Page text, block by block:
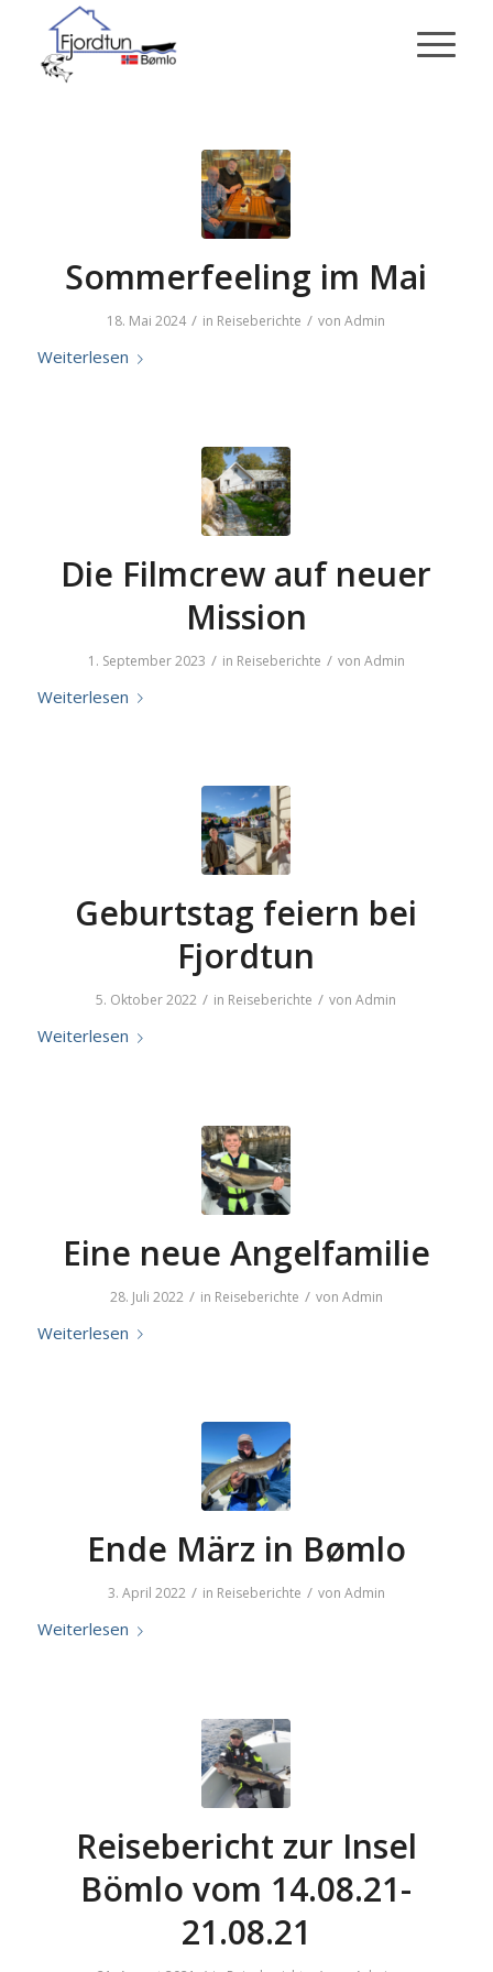
Sommerfeeling im Mai
18. Mai 2024 / in Reiseberichte / vonAdmin
Weiterlesen
Die Filmcrew auf neuer
Mission
1. September 2023 / in Reiseberichte / von Admin
Weiterlesen
Geburtstag feiern bei
Fjordtun
5. Oktober 2022 / in Reiseberichte / vonAdmin
Weiterlesen
Eine neue Angelfamilie
28. Juli 2022 / in Reiseberichte / von Admin
Weiterlesen
Ende März in Bømlo
3. April 2022 / in Reiseberichte / von Admin
Weiterlesen
Reisebericht zur Insel
Bömlo vom 14.08.21-
21.08.21